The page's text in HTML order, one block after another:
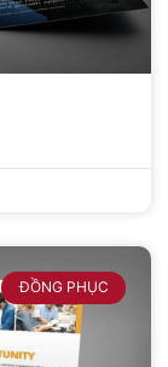
ĐỒNG PHỤC